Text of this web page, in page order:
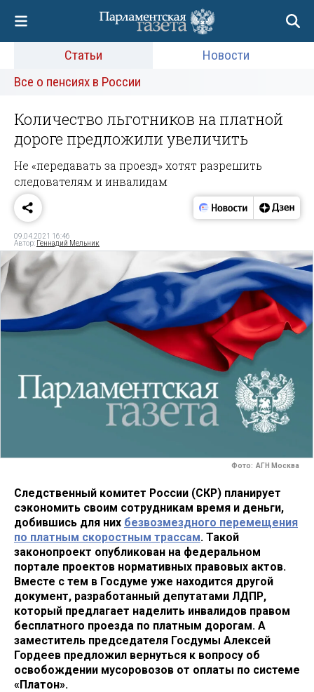
Статьи
Новости
Все о пенсиях в России
Количество льготников на платной
дороге предложили увеличить
Не «передавать за проезд» хотят разрешить
следователям и инвалидам
09.04.2021 16:46
Автор: Геннадий Мельник
Фото: АГН Москва
Следственный комитет России (СКР) планирует
сэкономить своим сотрудникам время и деньги,
добившись для них безвозмездного перемещения
по платным скоростным трассам. Такой
законопроект опубликован на федеральном
портале проектов нормативных правовых актов.
Вместе с тем в Госдуме уже находится другой
документ, разработанный депутатами ЛДПР,
который предлагает наделить инвалидов правом
бесплатного проезда по платным дорогам. А
заместитель председателя Госдумы Алексей
Гордеев предложил вернуться к вопросу об
освобождении мусоровозов от оплаты по системе
«Платон».